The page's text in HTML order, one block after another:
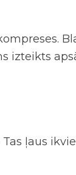
izteikts
ļaus